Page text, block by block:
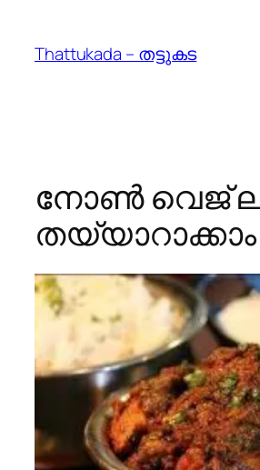
content
Thattukada – തട്ടുകട
നോണ്‍ വെജ്
തയ്യാറാക്കാം